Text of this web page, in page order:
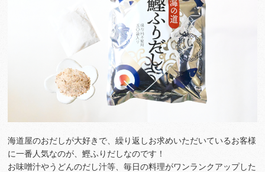
海道屋のおだしが大好きで、繰り返しお求めいただいているお客様
に一番人気なのが、鰹ふりだしなのです！
お味噌汁やうどんのだし汁等、毎日の料理がワンランクアップした